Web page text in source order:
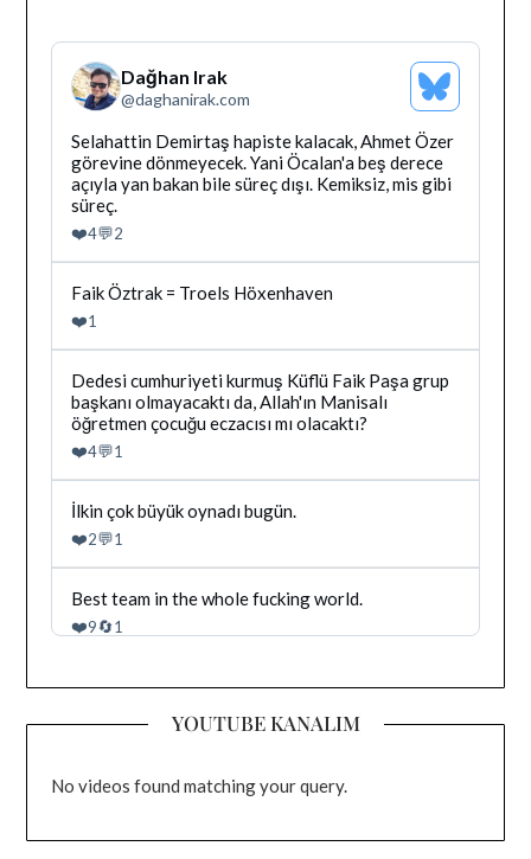
Dağhan Irak
@daghanirak.com
Bluesky
Profilini
Gor
Bluesky'da
Dağhan
Irak
tarafindan
yazilan
gonderiyi
goruntule
Selahattin Demirtaş hapiste kalacak, Ahmet Özer
görevine dönmeyecek. Yani Öcalan'a beş derece
açıyla yan bakan bile süreç dışı. Kemiksiz, mis gibi
süreç.
❤️4💬2
Bluesky'da
Dağhan
Irak
tarafindan
yazilan
gonderiyi
goruntule
Faik Öztrak = Troels Höxenhaven
❤️1
Bluesky'da
Dağhan
Irak
tarafindan
yazilan
gonderiyi
goruntule
Dedesi cumhuriyeti kurmuş Küflü Faik Paşa grup
başkanı olmayacaktı da, Allah'ın Manisalı
öğretmen çocuğu eczacısı mı olacaktı?
❤️4💬1
Bluesky'da
Dağhan
Irak
tarafindan
yazilan
gonderiyi
goruntule
İlkin çok büyük oynadı bugün.
❤️2💬1
Bluesky'da
Dağhan
Irak
yazilan
goruntule
Best team in the whole fucking world.
❤️9🔄1
YOUTUBE KANALIM
No videos found matching your query.